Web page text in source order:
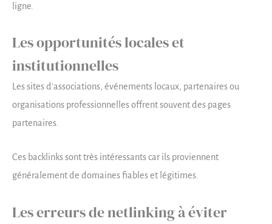
ligne.
Les opportunités locales et
institutionnelles
Les sites d’associations, événements locaux, partenaires ou
organisations professionnelles offrent souvent des pages
partenaires.
Ces backlinks sont très intéressants car ils proviennent
généralement de domaines fiables et légitimes.
Les erreurs de netlinking à éviter